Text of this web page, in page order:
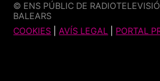
© ENS PÚBLIC DE
BALEARS
COOKIES |AVÍS LEGAL PORTAL